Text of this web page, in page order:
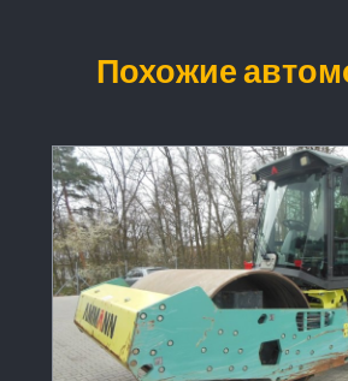
Похожие